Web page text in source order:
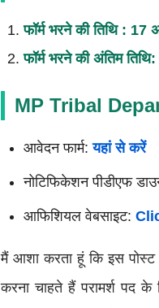
फॉर्म भरने की तिथि :
फॉर्म भरने की अंतिम
MP Tribal
आवेदन फार्म:यहां से करें
नोटिफिकेशन पीडीएफ
आफिशियल वेबसाइट:
मैं आशा करता हूं कि इस पोस्ट
करना चाहते हैं परामर्श पद